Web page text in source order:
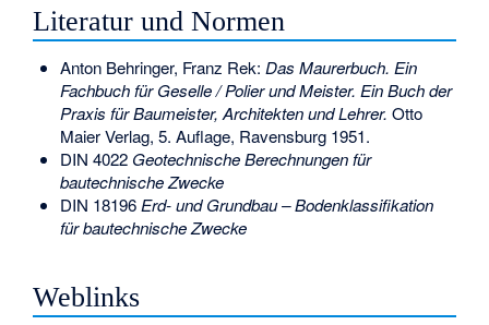
Literatur und Normen
Anton Behringer, Franz Rek: Das Maurerbuch. Ein
Fachbuch für Geselle / Polier und Meister. Ein Buch der
Praxis für Baumeister, Architekten und Lehrer. Otto
Maier Verlag, 5. Auflage, Ravensburg 1951.
DIN 4022 Geotechnische Berechnungen für
bautechnische Zwecke
DIN 18196 Erd- und Grundbau – Bodenklassifikation
für bautechnische Zwecke
Weblinks